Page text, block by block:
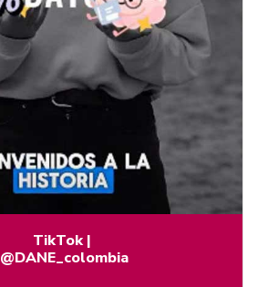
TikTok |
@DANE_colombia